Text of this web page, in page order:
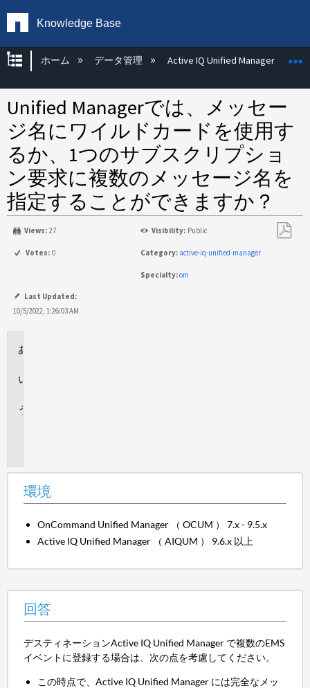
Knowledge Base
グローバル階層を展開/折りたたむ
ホーム データ管理 Active IQ Unified Manager
Unified Managerでは、メッセー
ジ名にワイルドカードを使用す
るか、1つのサブスクリプショ
ン要求に複数のメッセージ名を
指定することができますか？
Views: 27 Visibility: Public
Votes: 0 Category: active-iq-unified-manager
Specialty:om
Last Updated:
10/5/2022, 1:26:03 AM
環境
OnCommand Unified Manager （ OCUM ） 7.x - 9.5.x
Active IQ Unified Manager （ AIQUM ） 9.6.x 以上
回答
デスティネーションActive IQ Unified Manager で複数のEMS
イベントに登録する場合は、次の点を考慮してください。
この時点で、Active IQ Unified Manager には完全なメッ